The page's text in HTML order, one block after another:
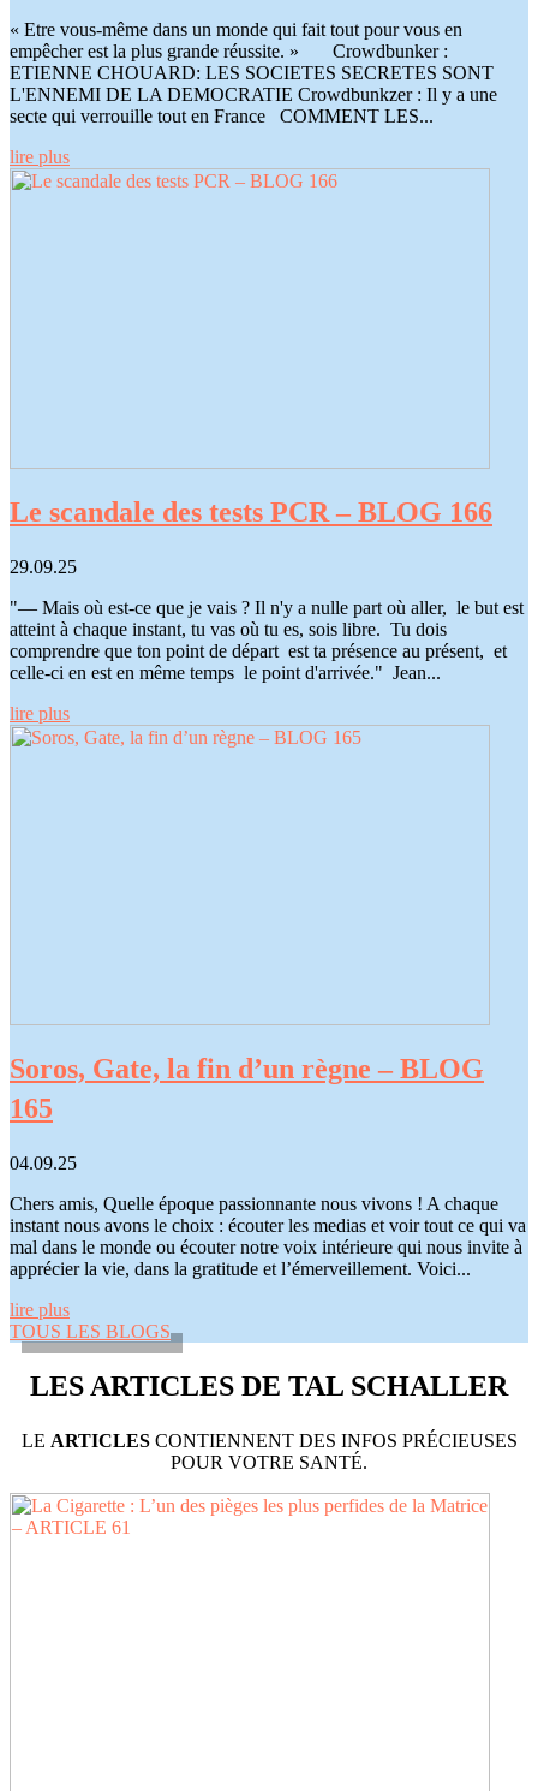
« Etre vous-même dans un monde qui fait tout pour vous en
empêcher est la plus grande réussite. » Crowdbunker :
ETIENNE CHOUARD: LES SOCIETES SECRETES SONT
L'ENNEMI DE LA DEMOCRATIE Crowdbunkzer : Il y a une
secte qui verrouille tout en France COMMENT LES...
lire plus
Le scandale des tests PCR – BLOG 166
29.09.25
"— Mais où est-ce que je vais ? Il n'y a nulle part où aller, le but est
atteint à chaque instant, tu vas où tu es, sois libre. Tu dois
comprendre que ton point de départ est ta présence au présent, et
celle-ci en est en même temps le point d'arrivée." Jean...
lire plus
Soros, Gate, la fin d’un règne – BLOG
165
04.09.25
Chers amis, Quelle époque passionnante nous vivons ! A chaque
instant nous avons le choix : écouter les medias et voir tout ce qui va
mal dans le monde ou écouter notre voix intérieure qui nous invite à
apprécier la vie, dans la gratitude et l’émerveillement. Voici...
lire plus
TOUS LES BLOGS
LES ARTICLES DE TAL SCHALLER
LE ARTICLES CONTIENNENT DES INFOS PRÉCIEUSES
POUR VOTRE SANTÉ.